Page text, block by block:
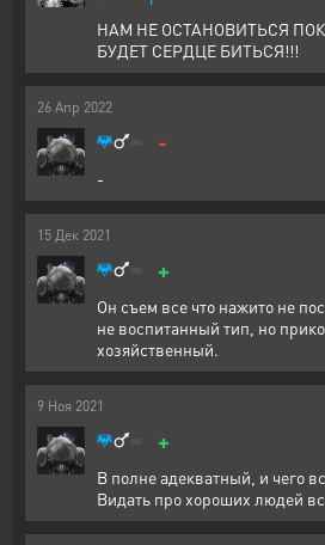
НАМ НЕ ОСТАНОВИТЬСЯ
БУДЕТ СЕРДЦЕ БИТЬСЯ!!!
26 Апр 2022
-
-
15 Дек 2021
+
Он съем все что нажито не
не воспитанный тип, но
хозяйственный.
9 Ноя 2021
+
В полне адекватный, и чего
Видать про хороших людей